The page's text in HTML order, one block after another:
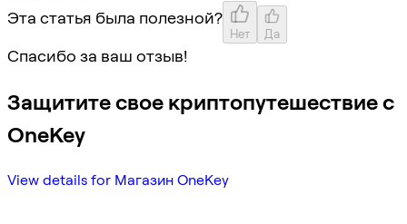
Эта статья была полезной?
Нет Да
Спасибо за ваш отзыв!
Защитите свое криптопутешествие с
OneKey
View details for Магазин OneKey